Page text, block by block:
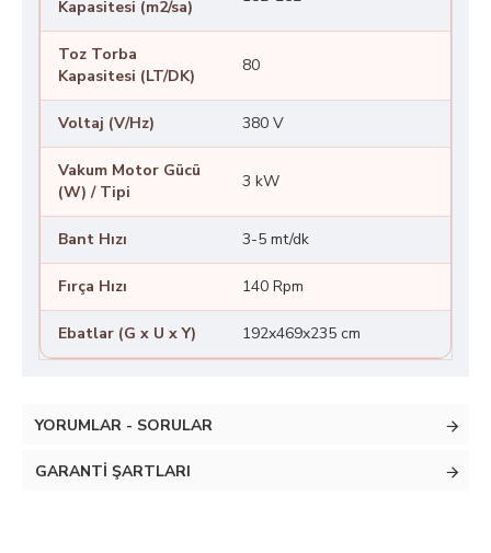
Kapasitesi (m2/sa)
Toz Torba
Kapasitesi (LT/DK)
80
Voltaj (V/Hz) 380 V
Vakum Motor Gücü
(W) / Tipi
3 kW
Bant Hızı 3-5 mt/dk
Fırça Hızı 140 Rpm
Ebatlar (G x U x Y) 192x469x235 cm
YORUMLAR - SORULAR
GARANTI ŞARTLARI